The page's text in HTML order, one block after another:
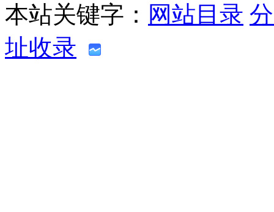
本站关键字： 网站目录
址收录